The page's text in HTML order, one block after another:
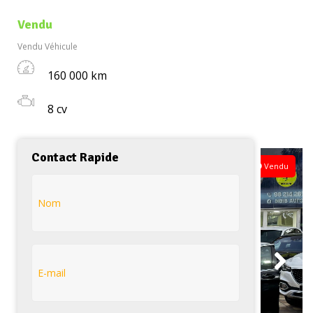
Vendu
Vendu
Vendu Véhicule
160 000 km
8 cv
Contact Rapide